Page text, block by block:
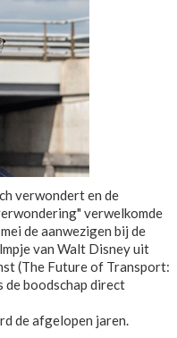
verwondert en de
verwelkomde
de aanwezigen bij de
van Walt Disney uit
(The Future of Transport:
de boodschap direct
de afgelopen jaren.